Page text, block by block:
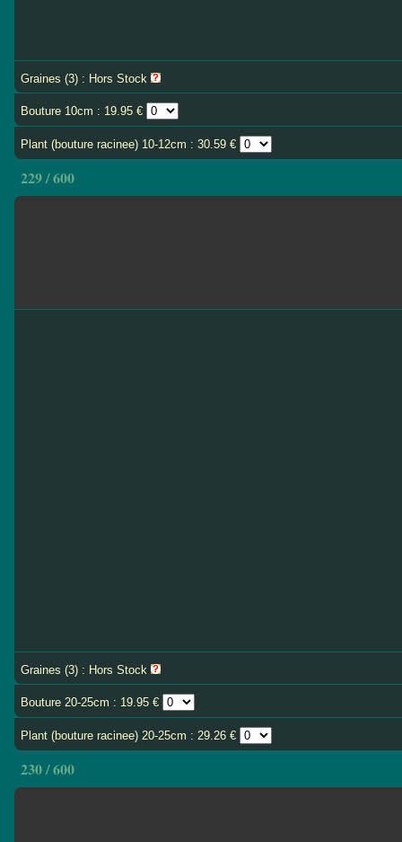
Graines (3) : Hors Stock
Bouture 10cm : 19.95 €
Plant (bouture racinee) 10-12cm : 30.59 €
229 / 600
Graines (3) : Hors Stock
Bouture 20-25cm : 19.95 €
Plant (bouture racinee) 20-25cm : 29.26 €
230 / 600